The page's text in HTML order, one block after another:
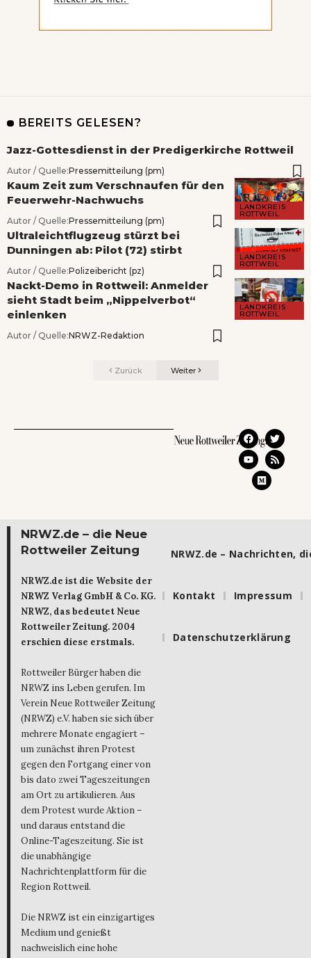
BEREITS GELESEN?
Jazz-Gottesdienst in der Predigerkirche Rottweil
Autor / Quelle:Pressemitteilung (pm)
LANDKREIS
ROTTWEIL
Kaum Zeit zum Verschnaufen für den
Feuerwehr-Nachwuchs
Autor / Quelle:Pressemitteilung (pm)
LANDKREIS
ROTTWEIL
Ultraleichtflugzeug stürzt bei
Dunningen ab: Pilot (72) stirbt
Autor / Quelle:Polizeibericht (pz)
LANDKREIS
ROTTWEIL
Nackt-Demo in Rottweil: Anmelder
sieht Stadt beim „Nippelverbot“
einlenken
Autor / Quelle:NRWZ-Redaktion
Zurück Weiter
NRWZ.de – die Neue
Rottweiler Zeitung
NRWZ.de ist die Website der
NRWZ Verlag GmbH & Co. KG.
NRWZ, das bedeutet Neue
Rottweiler Zeitung. 2004
erschien diese erstmals.
Rottweiler Bürger haben die
NRWZ ins Leben gerufen. Im
Verein Neue Rottweiler Zeitung
(NRWZ) e.V. haben sie sich über
mehrere Monate engagiert –
um zunächst ihren Protest
gegen den Fortgang einer von
bis dato zwei Tageszeitungen
am Ort zu artikulieren. Aus
dem Protest wurde Aktion –
und daraus entstand die
Online-Tageszeitung. Sie ist
die unabhängige
Nachrichtenplattform für die
Region Rottweil.
Die NRWZ ist ein einzigartiges
Medium und genießt
nachweislich eine hohe
NRWZ.de – Nachrichten,
Kontakt Impressum
Datenschutzerklärung